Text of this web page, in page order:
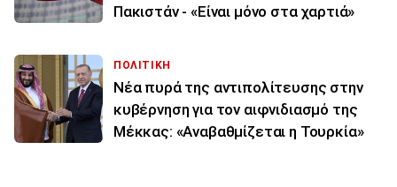
Πακιστάν - «Είναι μόνο στα χαρτιά»
ΠΟΛΙΤΙΚΗ
Νέα πυρά της αντιπολίτευσης στην
κυβέρνηση για τον αιφνιδιασμό της
Μέκκας: «Αναβαθμίζεται η Τουρκία»